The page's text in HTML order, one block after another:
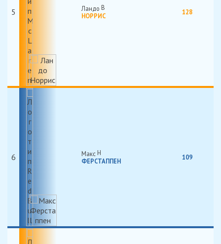
5
Ландо
НОРРИС
128
6
Макс
ФЕРСТАППЕН
109